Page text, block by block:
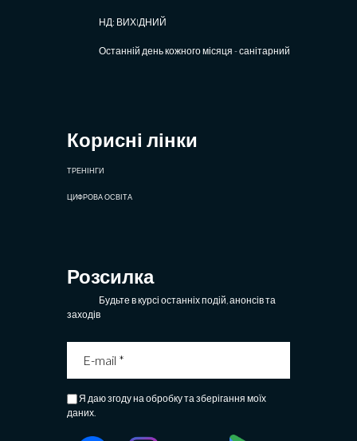
НД: ВИХIДНИЙ
Останній день кожного місяця - санітарний
Корисні лінки
ТРЕНІНГИ
ЦИФРОВА ОСВІТА
Розсилка
Будьте в курсі останніх подій, анонсів та
заходів
Я даю згоду на обробку та зберігання моїх
даних.